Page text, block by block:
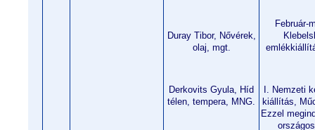
Duray Tibor, Nővérek,
olaj, mgt.
Derkovits Gyula, Híd
télen, tempera, MNG.
Február-
I. Nemzeti
kiállítás,
Ezzel